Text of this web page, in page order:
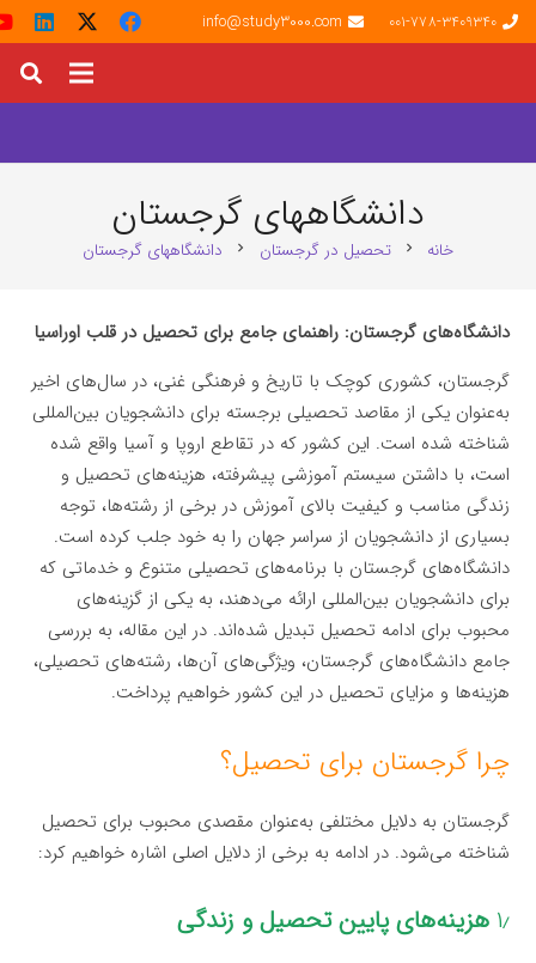
001-778-3409340
info@study3000.com
دانشگاههای گرجستان
خانه chevron_right تحصیل در گرجستان chevron_right دانشگاههای گرجستان
دانشگاه‌های گرجستان: راهنمای جامع برای تحصیل در قلب اوراسیا
گرجستان، کشوری کوچک با تاریخ و فرهنگی غنی، در سال‌های اخیر
به‌عنوان یکی از مقاصد تحصیلی برجسته برای دانشجویان بین‌المللی
شناخته شده است. این کشور که در تقاطع اروپا و آسیا واقع شده
است، با داشتن سیستم آموزشی پیشرفته، هزینه‌های تحصیل و
زندگی مناسب و کیفیت بالای آموزش در برخی از رشته‌ها، توجه
بسیاری از دانشجویان از سراسر جهان را به خود جلب کرده است.
دانشگاه‌های گرجستان با برنامه‌های تحصیلی متنوع و خدماتی که
برای دانشجویان بین‌المللی ارائه می‌دهند، به یکی از گزینه‌های
محبوب برای ادامه تحصیل تبدیل شده‌اند. در این مقاله، به بررسی
جامع دانشگاه‌های گرجستان، ویژگی‌های آن‌ها، رشته‌های تحصیلی،
هزینه‌ها و مزایای تحصیل در این کشور خواهیم پرداخت.
چرا گرجستان برای تحصیل؟
گرجستان به دلایل مختلفی به‌عنوان مقصدی محبوب برای تحصیل
شناخته می‌شود. در ادامه به برخی از دلایل اصلی اشاره خواهیم کرد:
۱٫ هزینه‌های پایین تحصیل و زندگی